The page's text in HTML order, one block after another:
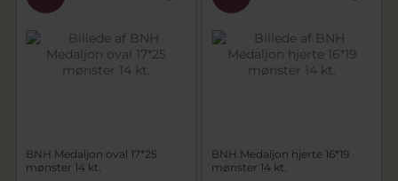
BNH Medaljon oval 17*25
mønster 14 kt.
BNH Medaljon hjerte 16*19
mønster 14 kt.